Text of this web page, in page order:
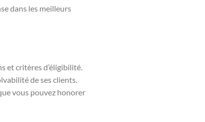
dans les meilleurs
et critères d’éligibilité.
de ses clients.
vous pouvez honorer